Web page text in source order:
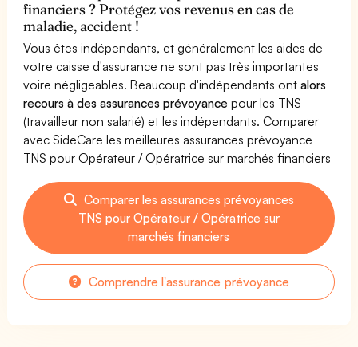
financiers ? Protégez vos revenus en cas de
maladie, accident !
Vous êtes indépendants, et généralement les aides de
votre caisse d'assurance ne sont pas très importantes
voire négligeables. Beaucoup d'indépendants ontalors
recours à des assurances prévoyance pour les TNS
(travailleur non salarié) et les indépendants. Comparer
avec SideCare les meilleures assurances prévoyance
TNS pour Opérateur / Opératrice sur marchés financiers
Comparer les assurances prévoyances
TNS pour Opérateur / Opératrice sur
marchés financiers
Comprendre l'assurance prévoyance